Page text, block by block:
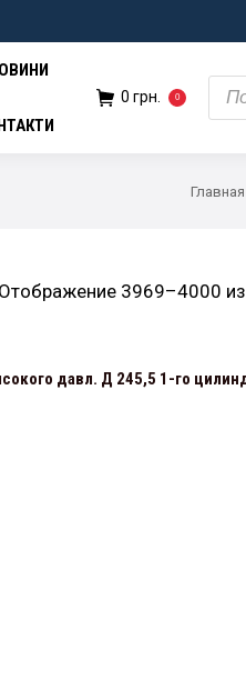
0грн. 0
Главная
Отображение 3969–4000
давл. Д 245,5 1-го
товаров